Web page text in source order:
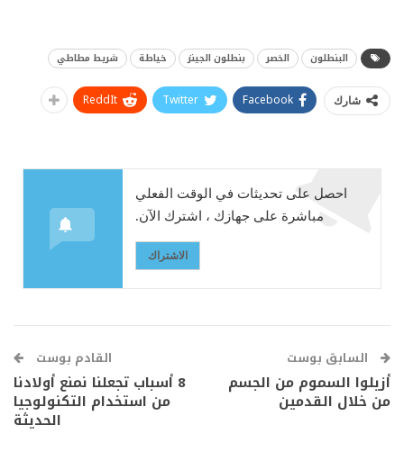
البنطلون الخصر بنطلون الجينز خياطة شريط مطاطي
شارك Facebook
Twitter
ReddIt
احصل على تحديثات في الوقت الفعلي
مباشرة على جهازك ، اشترك الآن.
الاشتراك
السابق بوست
أزيلوا السموم من الجسم
من خلال القدمين
القادم بوست
8 أسباب تجعلنا نمنع أولادنا
من استخدام التكنولوجيا
الحديثة